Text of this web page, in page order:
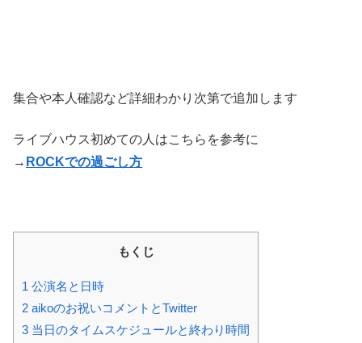
集合や本人確認など詳細わかり次第で追加します
ライブハウス初めての人はこちらを参考に
→ ROCKでの過ごし方
もくじ
1 公演名と日時
2 aikoのお祝いコメントとTwitter
3 当日のタイムスケジュールと終わり時間